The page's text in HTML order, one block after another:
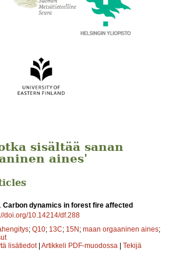
sisältää sanan
aines'
Carbon dynamics in forest fire affected
doi.org/10.14214/df.288
; Q10; 13C; 15N; maan orgaaninen aines;
lisätiedot | Artikkeli PDF-muodossa | Tekijä